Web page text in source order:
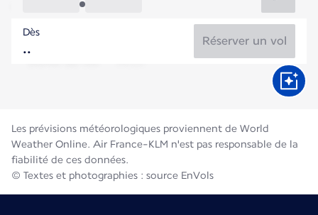
Tunisie
Durée du vol
Dès
Réserver un vol
Les prévisions météorologiques proviennent de World
Weather Online. Air France-KLM n'est pas responsable de la
fiabilité de ces données.
© Textes et photographies : source EnVols